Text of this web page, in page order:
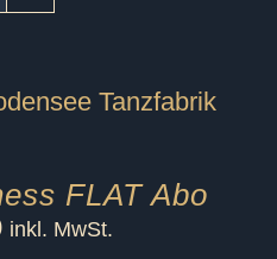
FLAT Abo
inkl. MwSt.